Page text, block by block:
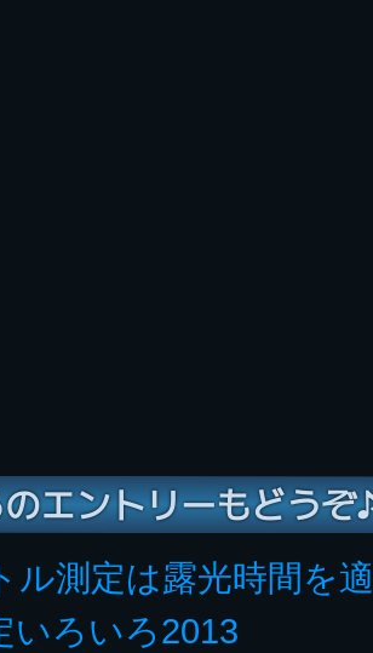
エントリーもどうぞ
ル測定は露光時間を
いろいろ2013